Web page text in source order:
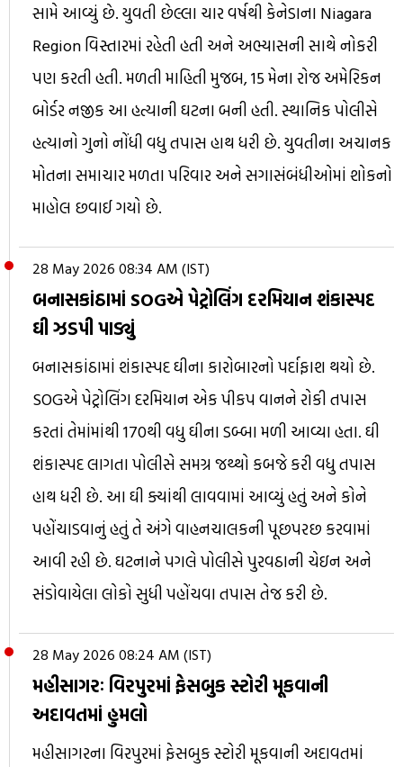
સામે આવ્યું છે. યુવતી છેલ્લા ચાર વર્ષથી કેનેડાના Niagara
Region વિસ્તારમાં રહેતી હતી અને અભ્યાસની સાથે નોકરી
પણ કરતી હતી. મળતી માહિતી મુજબ, 15 મેના રોજ અમેરિકન
બોર્ડર નજીક આ હત્યાની ઘટના બની હતી. સ્થાનિક પોલીસે
હત્યાનો ગુનો નોંધી વધુ તપાસ હાથ ધરી છે. યુવતીના અચાનક
મોતના સમાચાર મળતા પરિવાર અને સગાસંબંધીઓમાં શોકનો
માહોલ છવાઈ ગયો છે.
28 May 2026 08:34 AM (IST)
બનાસકાંઠામાં SOGએ પેટ્રોલિંગ દરમિયાન શંકાસ્પદ
ઘી ઝડપી પાડ્યું
બનાસકાંઠામાં શંકાસ્પદ ઘીના કારોબારનો પર્દાફાશ થયો છે.
SOGએ પેટ્રોલિંગ દરમિયાન એક પીકપ વાનને રોકી તપાસ
કરતાં તેમાંમાંથી 170થી વધુ ઘીના ડબ્બા મળી આવ્યા હતા. ઘી
શંકાસ્પદ લાગતા પોલીસે સમગ્ર જથ્થો કબજે કરી વધુ તપાસ
હાથ ધરી છે. આ ઘી ક્યાંથી લાવવામાં આવ્યું હતું અને કોને
પહોંચાડવાનું હતું તે અંગે વાહનચાલકની પૂછપરછ કરવામાં
આવી રહી છે. ઘટનાને પગલે પોલીસે પુરવઠાની ચેઇન અને
સંડોવાયેલા લોકો સુધી પહોંચવા તપાસ તેજ કરી છે.
28 May 2026 08:24 AM (IST)
મહીસાગરઃ વિરપુરમાં ફેસબુક સ્ટોરી મૂકવાની
અદાવતમાં હુમલો
મહીસાગરના વિરપુરમાં ફેસબુક સ્ટોરી મૂકવાની અદાવતમાં